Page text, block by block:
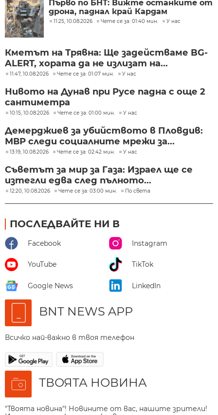
Първо по БНТ: Вижте останките от
дрона, паднал край Кардам
11:25, 10.08.2026 Чете се за: 01:40 мин. У нас
Кметът на Трявна: Ще задействаме BG-
ALERT, хората да не излизат на...
11:47, 10.08.2026 Чете се за: 01:07 мин. У нас
Нивото на Дунав при Русе падна с още 2
сантиметра
10:15, 10.08.2026 Чете се за: 01:00 мин. У нас
Демерджиев за убийството в Пловдив:
МВР следи социалните мрежи за...
13:19, 10.08.2026 Чете се за: 02:42 мин. У нас
Съветът за мир за Газа: Израел ще се
изтегли едва след пълното...
12:20, 10.08.2026 Чете се за: 03:00 мин. По света
ПОСЛЕДВАЙТЕ НИ В
Facebook Instagram
YouTube TikTok
Google News LinkedIn
BNT NEWS APP
Всичко най-важно в твоя телефон
ТВОЯТА НОВИНА
"Твоята новина"! Новините от вас, нашите зрители!